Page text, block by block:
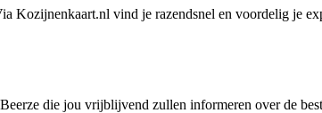
Kozijnenkaart.nl vind je razendsnel en voordelig je
die jou vrijblijvend zullen informeren over de